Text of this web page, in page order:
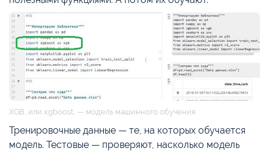
XGB, или xgboost, — модель машинного обучения
Тренировочные данные — те, на которых обучается
модель. Тестовые — проверяют, насколько модель